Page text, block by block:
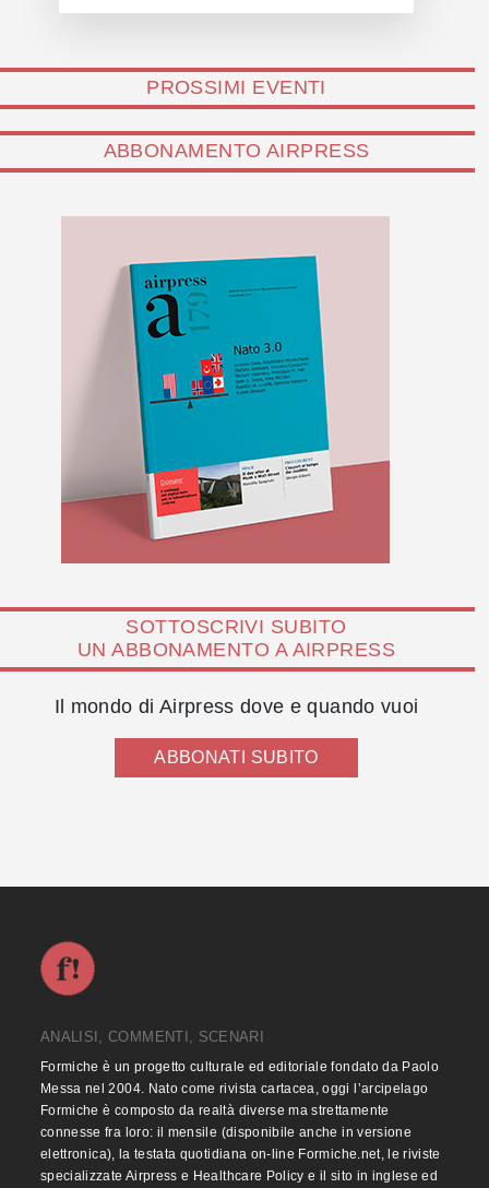
PROSSIMI EVENTI
ABBONAMENTO AIRPRESS
SOTTOSCRIVI SUBITO
UN ABBONAMENTO A AIRPRESS
Il mondo di Airpress dove e quando vuoi
ABBONATI SUBITO
ANALISI, COMMENTI, SCENARI
Formiche è un progetto culturale ed editoriale fondato da Paolo
Messa nel 2004. Nato come rivista cartacea, oggi l’arcipelago
Formiche è composto da realtà diverse ma strettamente
connesse fra loro: il mensile (disponibile anche in versione
elettronica), la testata quotidiana on-line Formiche.net, le riviste
specializzate Airpress e Healthcare Policy e il sito in inglese ed